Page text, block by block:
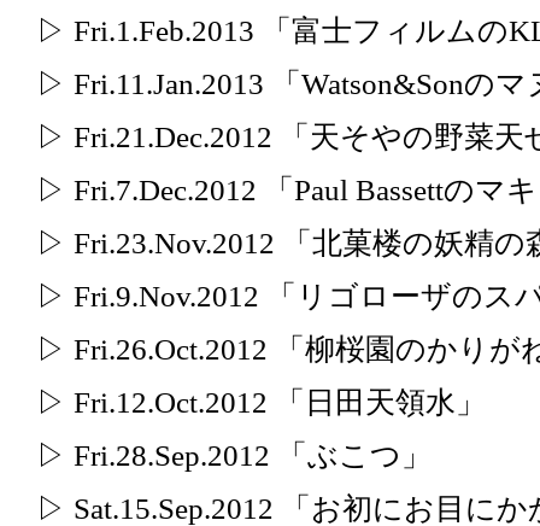
▷ Fri.1.Feb.2013 「富士フィルムの
▷ Fri.11.Jan.2013 「Watson&Sonの
▷ Fri.21.Dec.2012 「天そやの野菜天
▷ Fri.7.Dec.2012 「Paul Bassettのマ
▷ Fri.23.Nov.2012 「北菓楼の妖精の
▷ Fri.9.Nov.2012 「リゴローザのス
▷ Fri.26.Oct.2012 「柳桜園のかりが
▷ Fri.12.Oct.2012 「日田天領水」
▷ Fri.28.Sep.2012 「ぶこつ」
▷ Sat.15.Sep.2012 「お初にお目に